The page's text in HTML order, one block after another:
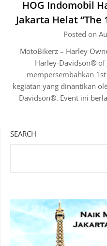
HOG Indomobil
Jakarta Helat “The
Posted on
MotoBikerz – Harley
Harley-Davidson® of
mempersembahkan 1st
kegiatan yang dinantikan
Davidson®. Event ini
SEARCH